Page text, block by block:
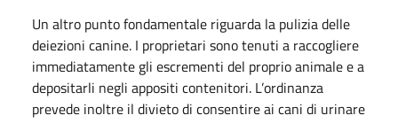
Un altro punto fondamentale riguarda la pulizia delle
deiezioni canine. I proprietari sono tenuti a raccogliere
immediatamente gli escrementi del proprio animale e a
depositarli negli appositi contenitori. L’ordinanza
prevede inoltre il divieto di consentire ai cani di urinare